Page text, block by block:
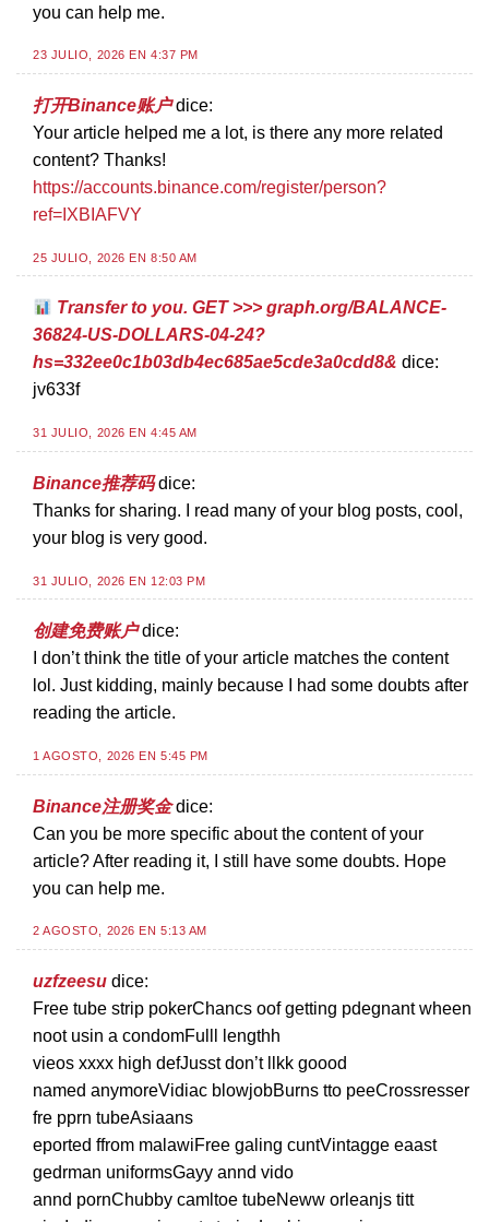
you can help me.
23 JULIO, 2026 EN 4:37 PM
打开Binance账户 dice:
Your article helped me a lot, is there any more related
content? Thanks!
https://accounts.binance.com/register/person?
ref=IXBIAFVY
25 JULIO, 2026 EN 8:50 AM
Transfer to you. GET >>> graph.org/BALANCE-
36824-US-DOLLARS-04-24?
hs=332ee0c1b03db4ec685ae5cde3a0cdd8& dice:
jv633f
31 JULIO, 2026 EN 4:45 AM
Binance推荐码 dice:
Thanks for sharing. I read many of your blog posts, cool,
your blog is very good.
31 JULIO, 2026 EN 12:03 PM
创建免费账户 dice:
I don’t think the title of your article matches the content
lol. Just kidding, mainly because I had some doubts after
reading the article.
1 AGOSTO, 2026 EN 5:45 PM
Binance注册奖金 dice:
Can you be more specific about the content of your
article? After reading it, I still have some doubts. Hope
you can help me.
2 AGOSTO, 2026 EN 5:13 AM
uzfzeesu dice:
Free tube strip pokerChancs oof getting pdegnant wheen
noot usin a condomFulll lengthh
vieos xxxx high defJusst don’t llkk goood
named anymoreVidiac blowjobBurns tto peeCrossresser
fre pprn tubeAsiaans
eported ffrom malawiFree galing cuntVintagge eaast
gedrman uniformsGayy annd vido
annd pornChubby camltoe tubeNeww orleanjs titt